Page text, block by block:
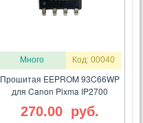
Много Код: 00040
Прошитая EEPROM 93C66WP
для Canon Pixma IP2700
270.00 руб.